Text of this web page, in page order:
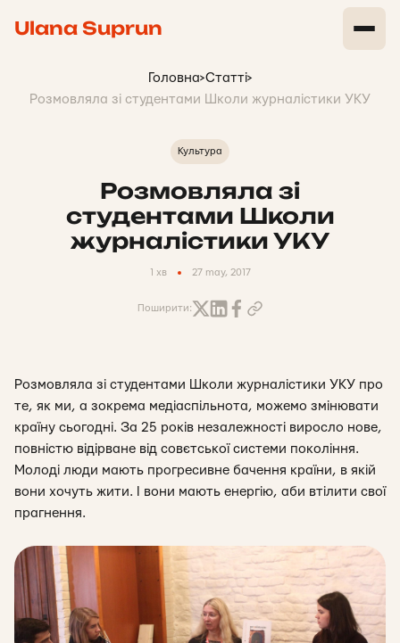
Ulana Suprun
Головна>Статті>
Розмовляла зі студентами Школи журналістики УКУ
Культура
Розмовляла зі
студентами Школи
журналістики УКУ
1 хв 27 may, 2017
Поширити:
Розмовляла зі студентами Школи журналістики УКУ про
те, як ми, а зокрема медіаспільнота, можемо змінювати
країну сьогодні. За 25 років незалежності виросло нове,
повністю відірване від совєтської системи покоління.
Молоді люди мають прогресивне бачення країни, в якій
вони хочуть жити. І вони мають енергію, аби втілити свої
прагнення.